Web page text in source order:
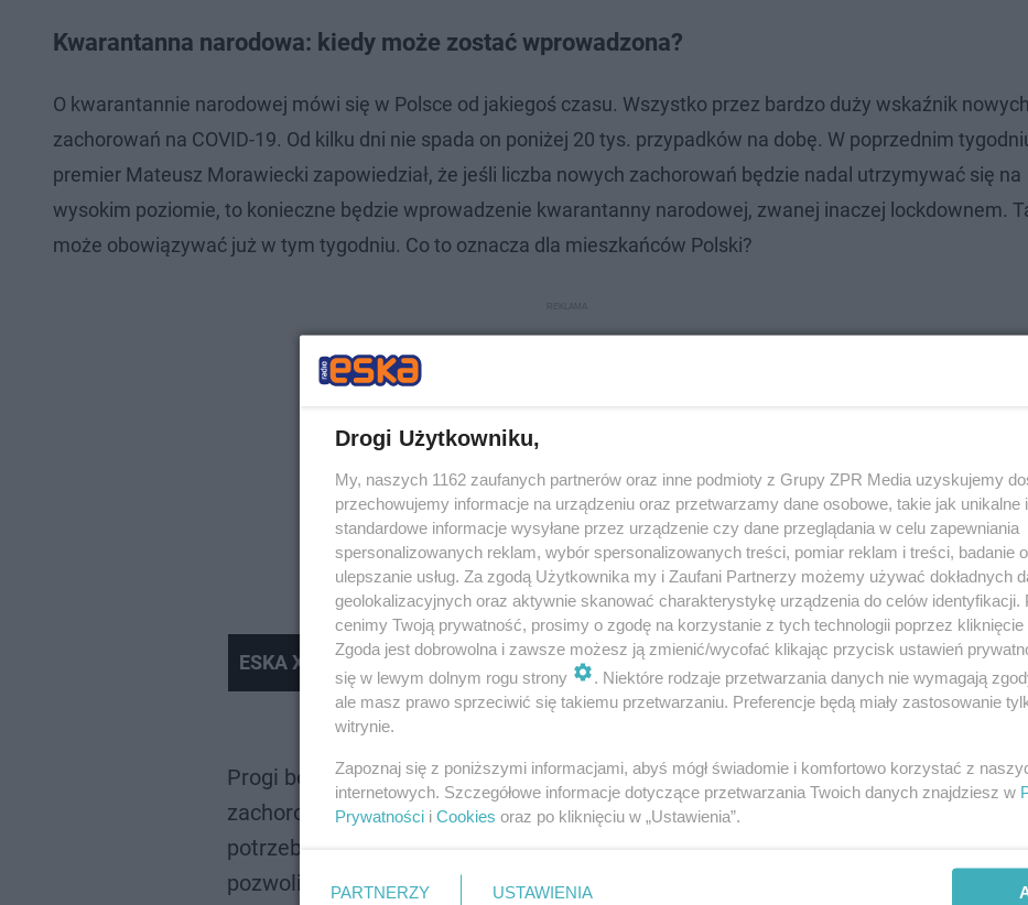
Kwarantanna narodowa: kiedy może zostać wprowadzona?
O kwarantannie narodowej mówi się w Polsce od jakiegoś czasu. Wszystko przez bardzo duży wskaźnik nowych
zachorowań na COVID-19. Od kilku dni nie spada on poniżej 20 tys. przypadków na dobę. W poprzednim
premier Mateusz Morawiecki zapowiedział, że jeśli liczba nowych zachorowań będzie nadal utrzymywać się na
wysokim poziomie, to konieczne będzie wprowadzenie kwarantanny narodowej, zwanej inaczej lockdownem.
może obowiązywać już w tym tygodniu. Co to oznacza dla mieszkańców Polski?
ESKA XD #009
Progi bezpieczeństwa (zależne od średniej dziennej liczby
zachorowań za 7 dni). Od nas wszystkich zależy, czy będzie
potrzebna narodowa kwarantanna. Zmniejszenie liczby zachorowań
pozwoli w perspektywie na przywracanie poprzednich zasad.
Drogi Użytkowniku,
My, naszych 1162 zaufanych partnerów oraz inne podmioty z Grupy ZPR Media uzyskujemy
przechowujemy informacje na urządzeniu oraz przetwarzamy dane osobowe, takie jak unikalne
standardowe informacje wysyłane przez urządzenie czy dane przeglądania w celu zapewniania
spersonalizowanych reklam, wybór spersonalizowanych treści, pomiar reklam i treści, badanie
ulepszanie usług. Za zgodą Użytkownika my i Zaufani Partnerzy możemy używać dokładnych
geolokalizacyjnych oraz aktywnie skanować charakterystykę urządzenia do celów identyfikacji.
cenimy Twoją prywatność, prosimy o zgodę na korzystanie z tych technologii poprzez kliknięcie
Zgoda jest dobrowolna i zawsze możesz ją zmienić/wycofać klikając przycisk ustawień
się w lewym dolnym rogu strony
. Niektóre rodzaje przetwarzania danych nie wymagają
ale masz prawo sprzeciwić się takiemu przetwarzaniu. Preferencje będą miały zastosowanie
witrynie.
Zapoznaj się z poniższymi informacjami, abyś mógł świadomie i komfortowo korzystać z
internetowych. Szczegółowe informacje dotyczące przetwarzania Twoich danych znajdziesz w
Prywatności i Cookies oraz po kliknięciu w „Ustawienia”.
PARTNERZY USTAWIENIA